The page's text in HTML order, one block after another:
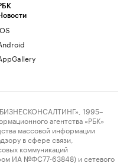
1995–
агентства «РБК»
массовой информации
в сфере связи,
коммуникаций
ИА №ФС77-63848) и сетевого